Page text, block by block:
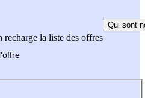
recharge la liste des offres
Qui sont